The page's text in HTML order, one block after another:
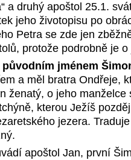
a druhý apoštol 25.1.
jeho životopisu po
Petra se zde jen
protože podrobně je
původním jménem
a měl bratra Ondřeje,
ženatý, o jeho
kterou Ježíš
jezera.
apoštol Jan, první